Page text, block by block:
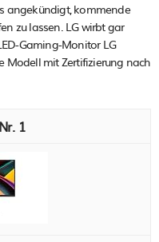
angekündigt, kommende
zu lassen. LG wirbt gar
Gaming-Monitor LG
Modell mit Zertifizierung nach
1